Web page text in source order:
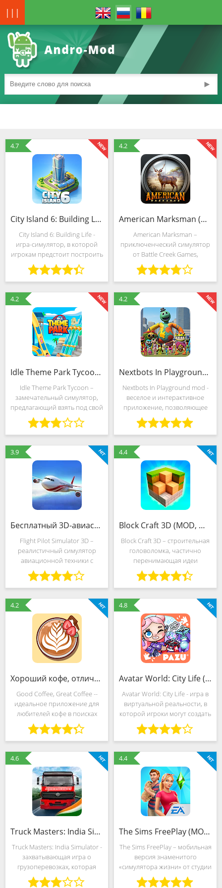
|||
►
4.7
City Island 6: Building Life (MOD, Много денег)
City Island 6: Building Life -
игра-симулятор, в которой
игрокам предстоит построить
и управлять собственным
виртуальным городом. В этой
игре игрокам
предоставляется
возможность создать город
своей
4.2
American Marksman (MOD, Много денег)
American Marksman –
приключенческий симулятор
от Battle Creek Games,
превращающий каждую
геймплейную механику в
неповторимое развлечение
для настоящих охотников.
Разработчики подготовили и
4.2
Idle Theme Park Tycoon (MOD, Много денег)
Idle Theme Park Tycoon –
замечательный симулятор,
предлагающий взять под свой
контроль огромный парк
аттракционов. Скачать Idle
Theme Park Tycoon можно
всего за пару кликов, а
графика в игре вобрала
4.2
Nextbots In Playground mod (MOD, Много денег)
Nextbots In Playground mod -
веселое и интерактивное
приложение, позволяющее
пользователям настраивать и
управлять различными
nextbots в виртуальной
игровой среде. Пользователи
могут выбирать из
3.9
Бесплатный 3D-авиасимулятор: самолет изумительный (MOD, Много денег)
Flight Pilot Simulator 3D –
реалистичный симулятор
авиационной техники с
детализированным
окружением,
правдоподобной физикой и
случайно генерируемыми
сосредоточенными вокруг
прохождения
4.4
Block Craft 3D (MOD, Много денег)
Block Craft 3D – строительная
головоломка, частично
перенимающая идеи
Minecraft, а технически
реализованная в формате
Lego. Разработчики из Fun
Games For Free предлагают
заглянуть в пиксельную
4.2
Хороший кофе, отличный кофе (MOD, Много денег)
Good Coffee, Great Coffee --
идеальное приложение для
любителей кофе в поисках
идеального напитка.
Независимо от того,
являетесь ли вы опытным
ценителем или просто
любителем кофе, это
приложение
4.8
Avatar World: City Life (MOD, Всё открыто)
Avatar World: City Life - игра в
виртуальной реальности, в
которой игроки могут создать
и настроить свой
собственный аватар, чтобы
исследовать яркий и шумный
город. От небоскребов до
4.6
Truck Masters: India Simulator (MOD, Много денег)
Truck Masters: India Simulator -
захватывающая игра о
грузоперевозках, которая
перенесет игроков в яркие
4.4
The Sims FreePlay (MOD, Много денег)
The Sims FreePlay – мобильная
версия знаменитого
«симулятора жизни» от студии
Electronic Arts с